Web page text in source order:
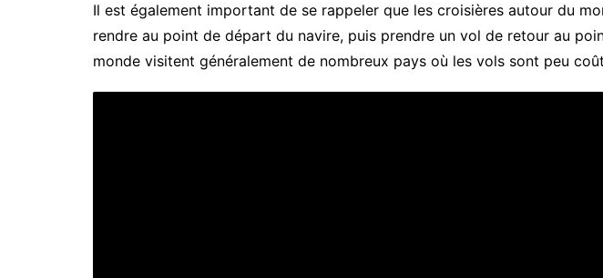
Il est également important de se rappeler que les croisières autour du
rendre au point de départ du navire, puis prendre un vol de retour au
monde visitent généralement de nombreux pays où les vols sont peu